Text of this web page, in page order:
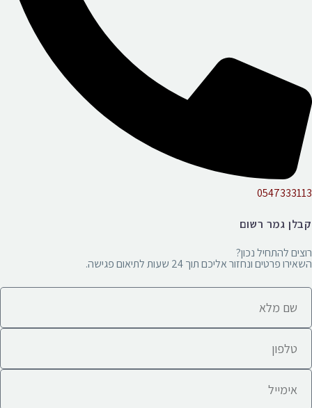
0547333113
קבלן גמר רשום
רוצים להתחיל נכון?
השאירו פרטים ונחזור אליכם תוך 24 שעות לתיאום פגישה.